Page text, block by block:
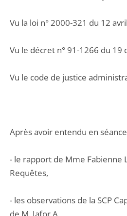
Vu la loi n° 2000-321 du 12
Vu le décret n° 91-1266 du 19
Vu le code de justice
Après avoir entendu en
- le rapport de Mme Fabienne
Requêtes,
- les observations de la SCP